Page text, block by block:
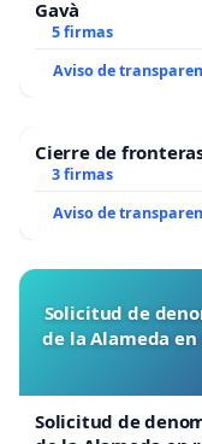
Gavà
5 firmas
Aviso de
Cierre de
3 firmas
Aviso de
Solicitud de
de la Alameda
Solicitud de